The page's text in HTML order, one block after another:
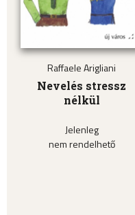
Raffaele Arigliani
Nevelés stressz
nélkül
Jelenleg
nem rendelhető